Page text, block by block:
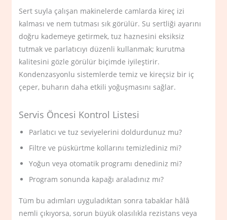
Sert suyla çalışan makinelerde camlarda kireç izi
kalması ve nem tutması sık görülür. Su sertliği ayarını
doğru kademeye getirmek, tuz haznesini eksiksiz
tutmak ve parlatıcıyı düzenli kullanmak; kurutma
kalitesini gözle görülür biçimde iyileştirir.
Kondenzasyonlu sistemlerde temiz ve kireçsiz bir iç
çeper, buharın daha etkili yoğuşmasını sağlar.
Servis Öncesi Kontrol Listesi
Parlatıcı ve tuz seviyelerini doldurdunuz mu?
Filtre ve püskürtme kollarını temizlediniz mi?
Yoğun veya otomatik programı denediniz mi?
Program sonunda kapağı araladınız mı?
Tüm bu adımları uyguladıktan sonra tabaklar hâlâ
nemli çıkıyorsa, sorun büyük olasılıkla rezistans veya